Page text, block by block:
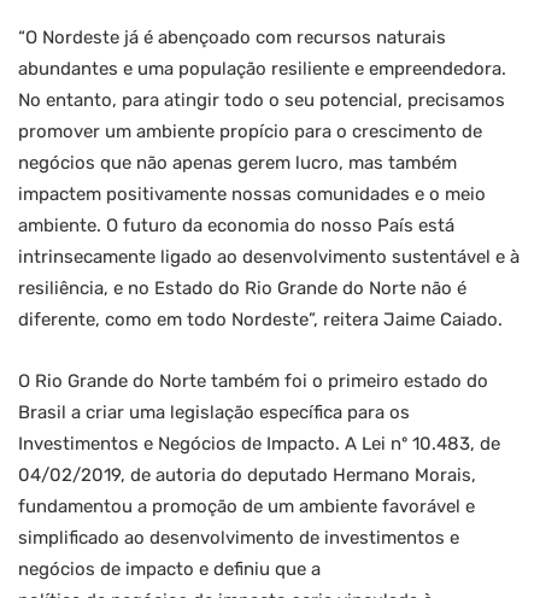
“O Nordeste já é abençoado com recursos naturais
abundantes e uma população resiliente e empreendedora.
No entanto, para atingir todo o seu potencial, precisamos
promover um ambiente propício para o crescimento de
negócios que não apenas gerem lucro, mas também
impactem positivamente nossas comunidades e o meio
ambiente. O futuro da economia do nosso País está
intrinsecamente ligado ao desenvolvimento sustentável e à
resiliência, e no Estado do Rio Grande do Norte não é
diferente, como em todo Nordeste”, reitera Jaime Caiado.
O Rio Grande do Norte também foi o primeiro estado do
Brasil a criar uma legislação específica para os
Investimentos e Negócios de Impacto. A Lei nº 10.483, de
04/02/2019, de autoria do deputado Hermano Morais,
fundamentou a promoção de um ambiente favorável e
simplificado ao desenvolvimento de investimentos e
negócios de impacto e definiu que a